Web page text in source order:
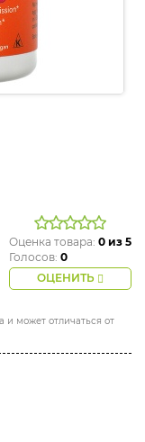
Оценка товара: 0 из 5
Голосов: 0
ОЦЕНИТЬ
и может отличаться от